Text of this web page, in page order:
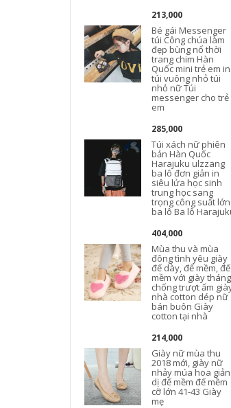
213,000
Bé gái Messenger
túi Công chúa làm
đẹp bùng nổ thời
trang chim Hàn
Quốc mini trẻ em in
túi vuông nhỏ túi
nhỏ nữ Túi
messenger cho trẻ
em
285,000
Túi xách nữ phiên
bản Hàn Quốc
Harajuku ulzzang
ba lô đơn giản in
siêu lửa học sinh
trung học sang
trọng công suất lớn
ba lô Ba lô
404,000
Mùa thu và mùa
đông tình yêu giày
đế dày, đế mềm, đế
mềm với giày tháng
chống trượt ấm
nhà cotton dép nữ
bán buôn Giày
cotton tại nhà
214,000
Giày nữ mùa thu
2018 mới, giày nữ
nhảy múa hoa giản
dị đế mềm đế mềm
cỡ lớn 41-43 Giày
mẹ